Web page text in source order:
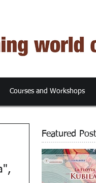
Courses and Workshops
Featured